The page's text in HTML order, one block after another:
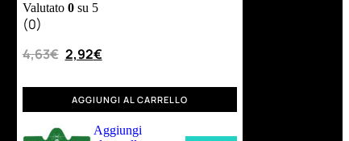
Valutato 0su 5
(0)
4,63€ 2,92€
AGGIUNGI AL CARRELLO
Aggiungi